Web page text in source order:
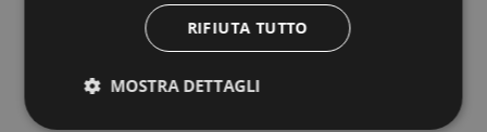
DOLOMITI BELLUNESI
RIFIUTA TUTTO
MOSTRA DETTAGLI